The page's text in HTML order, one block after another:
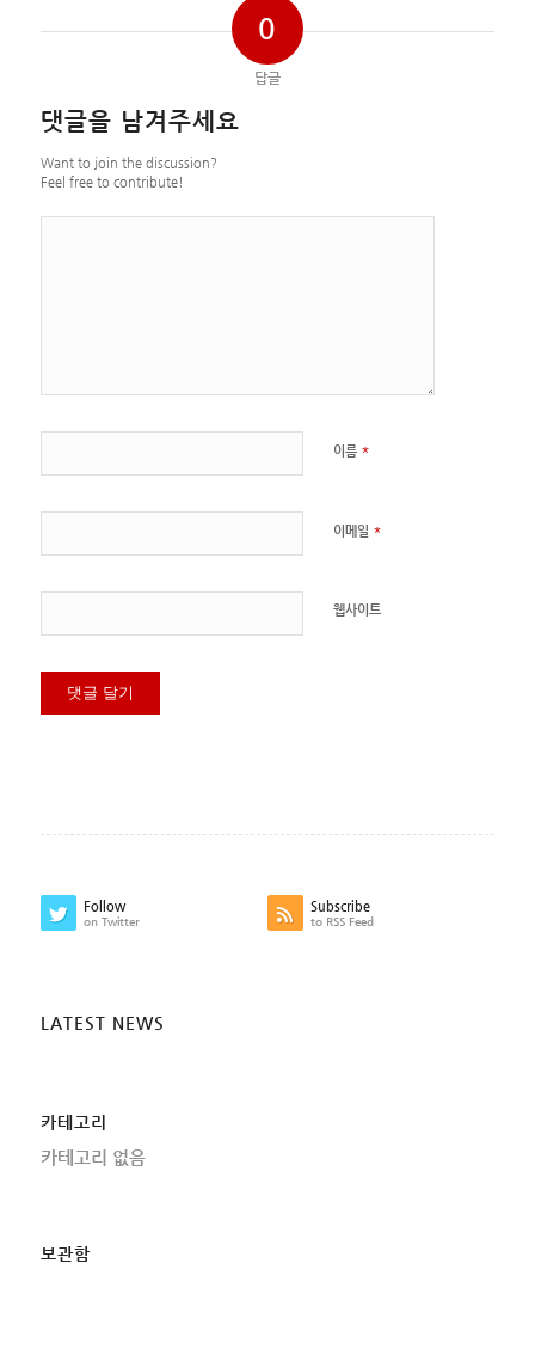
0
답글
댓글을 남겨주세요
Want to join the discussion?
Feel free to contribute!
이름 *
이메일 *
웹사이트
Follow
on Twitter
Subscribe
to RSS Feed
LATEST NEWS
카테고리
카테고리 없음
보관함